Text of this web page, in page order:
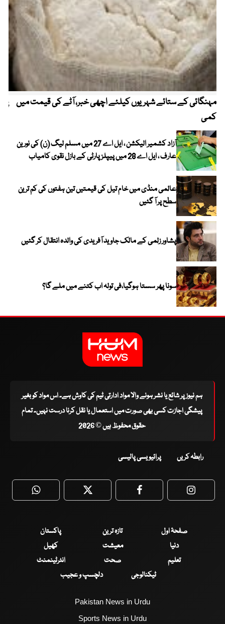
مہنگائی کے ستائے شہریوں کیلئے اچھی خبر، آٹے کی قیمت میں
کمی
آزاد کشمیر الیکشن ، ایل اے 27 میں مسلم لیگ (ن) کی نورین
عارف ، ایل اے 28 میں پیپلز پارٹی کے بازل نقوی کامیاب
عالمی منڈی میں خام تیل کی قیمتیں تین ہفتوں کی کم ترین
سطح پر آ گئیں
پشاور زلمی کے مالک جاوید آفریدی کی والدہ انتقال کر گئیں
سونا پھر سستا ہوگیا،فی تولہ اب کتنے میں ملے گا؟
ہم نیوز پر شائع یا نشر ہونے والا مواد ادارتی ٹیم کی کاوش ہے۔ اس مواد کو بغیر
پیشگی اجازت کسی بھی صورت میں استعمال یا نقل کرنا درست نہیں۔ تمام
حقوق محفوظ ہیں © 2026
رابطہ کریں پرائیویسی پالیسی
WhatsApp Twitter Facebook
صفحۂ اول تازہ ترین
پاکستان
دنیا
معیشت
کھیل
تعلیم
صحت
انٹرٹینمنٹ
ٹیکنالوجی
دلچسپ و عجیب
Pakistan News in Urdu
Sports News in Urdu